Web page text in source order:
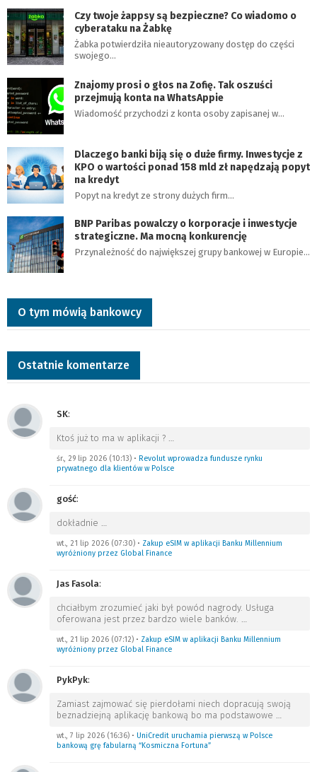
Czy twoje żappsy są bezpieczne? Co wiadomo o
cyberataku na Żabkę
Żabka potwierdziła nieautoryzowany dostęp do części
swojego…
Znajomy prosi o głos na Zofię. Tak oszuści
przejmują konta na WhatsAppie
Wiadomość przychodzi z konta osoby zapisanej w…
Dlaczego banki biją się o duże firmy. Inwestycje z
KPO o wartości ponad 158 mld zł napędzają popyt
na kredyt
Popyt na kredyt ze strony dużych firm…
BNP Paribas powalczy o korporacje i inwestycje
strategiczne. Ma mocną konkurencję
Przynależność do największej grupy bankowej w Europie…
O tym mówią bankowcy
Ostatnie komentarze
SK:
Ktoś już to ma w aplikacji ? …
śr., 29 lip 2026 (10:13) • Revolut wprowadza fundusze rynku
prywatnego dla klientów w Polsce
gość:
dokładnie …
wt., 21 lip 2026 (07:30) • Zakup eSIM w aplikacji Banku Millennium
wyróżniony przez Global Finance
Jas Fasola:
chciałbym zrozumieć jaki był powód nagrody. Usługa
oferowana jest przez bardzo wiele banków. …
wt., 21 lip 2026 (07:12) • Zakup eSIM w aplikacji Banku Millennium
wyróżniony przez Global Finance
PykPyk:
Zamiast zajmować się pierdołami niech dopracują swoją
beznadziejną aplikację bankową bo ma podstawowe …
wt., 7 lip 2026 (16:36) • UniCredit uruchamia pierwszą w Polsce
bankową grę fabularną “Kosmiczna Fortuna”